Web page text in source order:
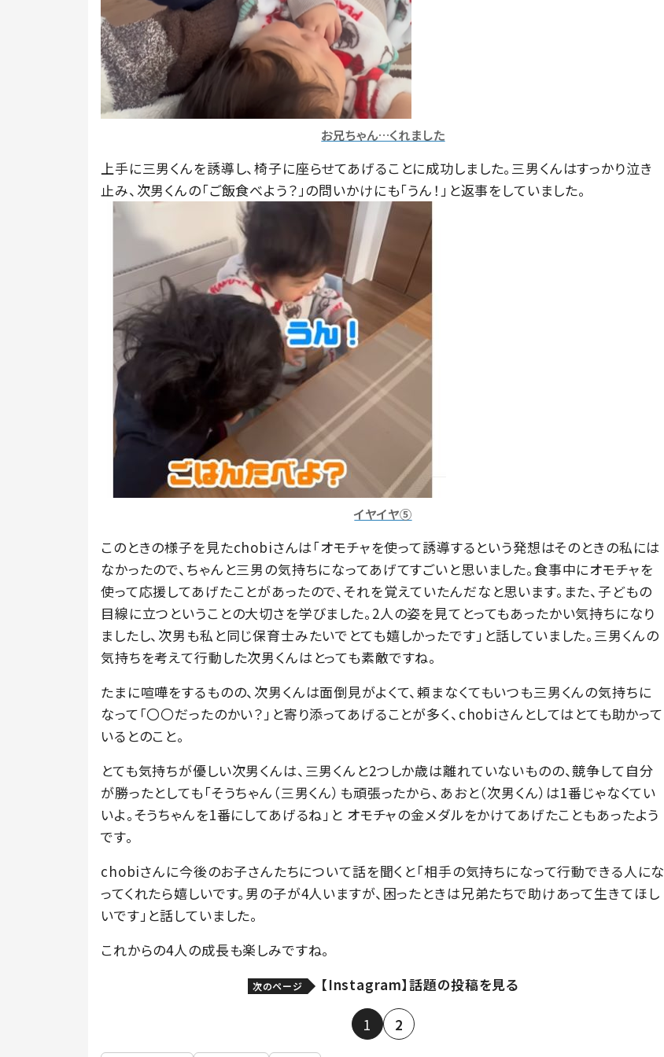
お兄ちゃん…くれました
上手に三男くんを誘導し、椅子に座らせてあげることに成功しました。三男くんはすっかり泣き
止み、次男くんの「ご飯食べよう？」の問いかけにも「うん！」と返事をしていました。
イヤイヤ⑤
このときの様子を見たchobiさんは「オモチャを使って誘導するという発想はそのときの私には
なかったので、ちゃんと三男の気持ちになってあげてすごいと思いました。食事中にオモチャを
使って応援してあげたことがあったので、それを覚えていたんだなと思います。また、子どもの
目線に立つということの大切さを学びました。2人の姿を見てとってもあったかい気持ちになり
ましたし、次男も私と同じ保育士みたいでとても嬉しかったです」と話していました。三男くんの
気持ちを考えて行動した次男くんはとっても素敵ですね。
たまに喧嘩をするものの、次男くんは面倒見がよくて、頼まなくてもいつも三男くんの気持ちに
なって「〇〇だったのかい？」と寄り添ってあげることが多く、chobiさんとしてはとても助かって
いるとのこと。
とても気持ちが優しい次男くんは、三男くんと2つしか歳は離れていないものの、競争して自分
が勝ったとしても「そうちゃん（三男くん）も頑張ったから、あおと（次男くん）は1番じゃなくてい
いよ。そうちゃんを1番にしてあげるね」と オモチャの金メダルをかけてあげたこともあったよう
です。
chobiさんに今後のお子さんたちについて話を聞くと「相手の気持ちになって行動できる人にな
ってくれたら嬉しいです。男の子が4人いますが、困ったときは兄弟たちで助けあって生きてほし
いです」と話していました。
これからの4人の成長も楽しみですね。
次のページ 【Instagram】話題の投稿を見る
1 2